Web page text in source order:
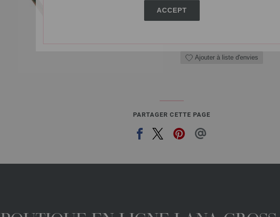
ACCEPTQUANTITÉ
Ajouter à liste d'envies
PARTAGER CETTE PAGE